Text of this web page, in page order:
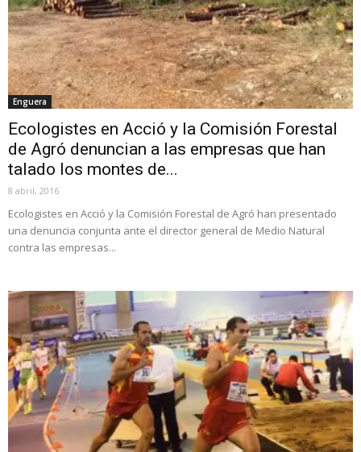
Enguera
Ecologistes en Acció y la Comisión Forestal
de Agró denuncian a las empresas que han
talado los montes de...
8 abril, 2016
Ecologistes en Acció y la Comisión Forestal de Agró han presentado
una denuncia conjunta ante el director general de Medio Natural
contra las empresas...